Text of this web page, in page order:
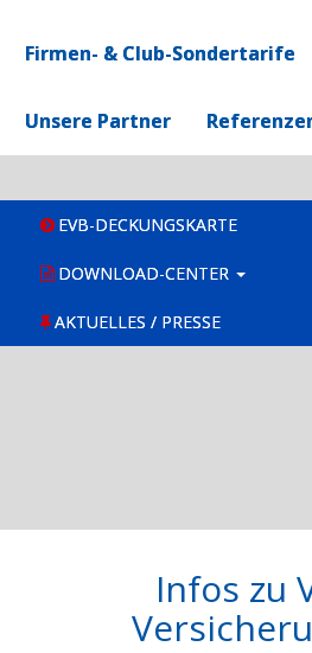
Firmen- & Club-Sondertarife
Unsere Partner
EVB-DECKUNGSKARTE
DOWNLOAD-CENTER
AKTUELLES / PRESSE
Infos zu